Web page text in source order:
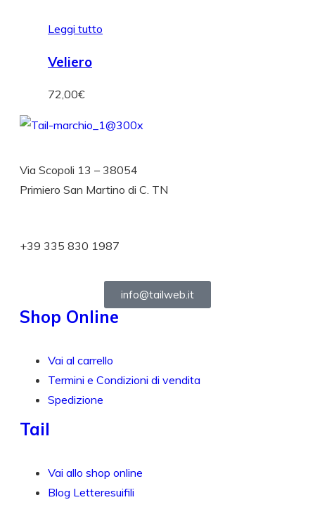
Leggi tutto
Veliero
72,00€
Via Scopoli 13 – 38054
Primiero San Martino di C. TN
+39 335 830 1987
info@tailweb.it
Shop Online
Vai al carrello
Termini e Condizioni di vendita
Spedizione
Tail
Vai allo shop online
Blog Letteresuifili